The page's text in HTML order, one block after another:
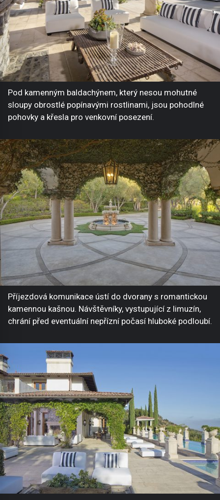
Pod kamenným baldachýnem, který nesou mohutné
sloupy obrostlé popínavými rostlinami, jsou pohodlné
pohovky a křesla pro venkovní posezení.
Příjezdová komunikace ústí do dvorany s romantickou
kamennou kašnou. Návštěvníky, vystupující z limuzín,
chrání před eventuální nepřízní počasí hluboké podloubí.